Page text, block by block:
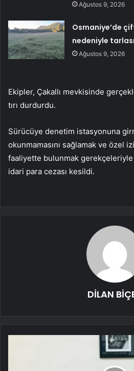
Ağustos 9, 2026
Osmaniye’de
nedeniyle
Ağustos 9, 2026
Ekipler, Çakallı mevkisinde
tırı durdurdu.
Sürücüye denetim istasyonuna
okunmamasını sağlamak ve özel
faaliyette bulunmak
idari para cezası kesildi.
DİLAN